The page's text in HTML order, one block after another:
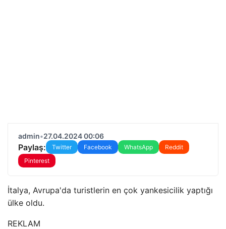
admin•27.04.2024 00:06
Paylaş: Twitter Facebook WhatsApp
Reddit
Pinterest
İtalya, Avrupa'da turistlerin en çok yankesicilik yaptığı
ülke oldu.
REKLAM